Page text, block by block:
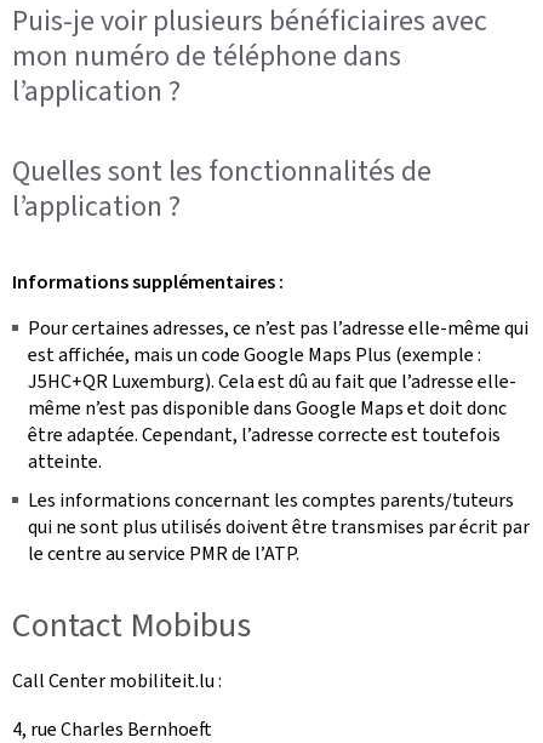
Puis-je voir plusieurs bénéficiaires avec
mon numéro de téléphone dans
l’application ?
Quelles sont les fonctionnalités de
l’application ?
Informations supplémentaires :
Pour certaines adresses, ce n’est pas l’adresse elle-même qui
est affichée, mais un code Google Maps Plus (exemple :
J5HC+QR Luxemburg). Cela est dû au fait que l’adresse elle-
même n’est pas disponible dans Google Maps et doit donc
être adaptée. Cependant, l’adresse correcte est toutefois
atteinte.
Les informations concernant les comptes parents/tuteurs
qui ne sont plus utilisés doivent être transmises par écrit par
le centre au service PMR de l’ATP.
Contact Mobibus
Call Center mobiliteit.lu :
4, rue Charles Bernhoeft